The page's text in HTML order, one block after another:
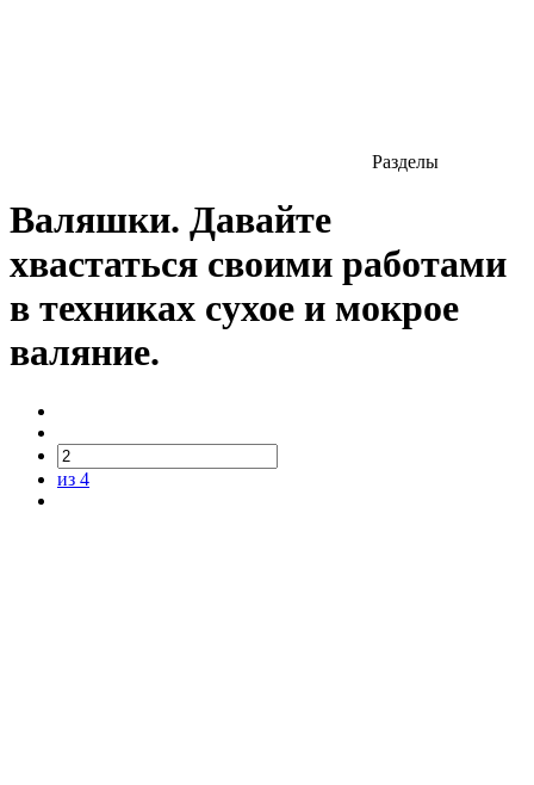
Разделы
Валяшки. Давайте
хвастаться своими работами
в техниках сухое и мокрое
валяние.
из 4